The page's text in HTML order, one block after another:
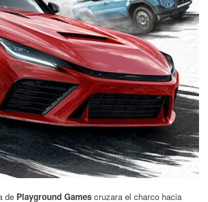
de Playground Games cruzara el charco hacia